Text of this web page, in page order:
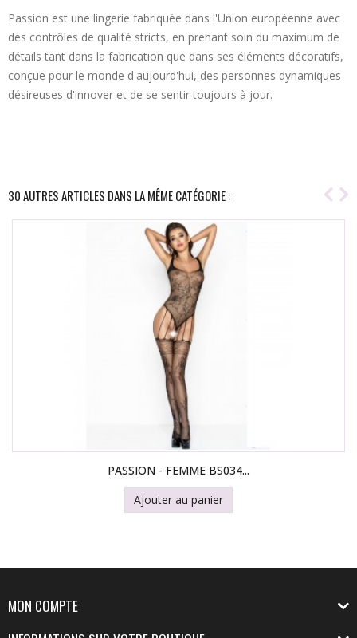
Passion est une lingerie fabriquée dans l'Union européenne avec
des contrôles de qualité stricts, en prenant soin du maximum de
détails tant dans la fabrication que dans ses éléments décoratifs,
conçue pour le monde d'aujourd'hui, des personnes dynamiques
désireuses d'innover et de se sentir toujours à jour.
30 AUTRES ARTICLES DANS LA MÊME CATÉGORIE :
PASSION - FEMME BS034...
Ajouter au panier
MON COMPTE